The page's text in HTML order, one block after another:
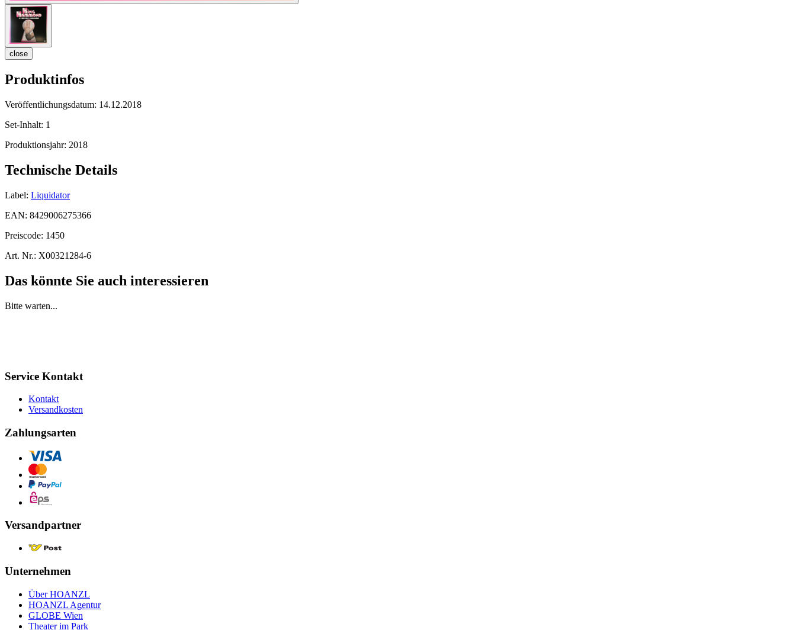
close
Produktinfos
Veröffentlichungsdatum: 14.12.2018
Set-Inhalt: 1
Produktionsjahr: 2018
Technische Details
Label: Liquidator
EAN: 8429006275366
Preiscode: 1450
Art. Nr.: X00321284-6
Das könnte Sie auch interessieren
Bitte warten...
Service Kontakt
Kontakt
Versandkosten
Zahlungsarten
Versandpartner
Unternehmen
Über HOANZL
HOANZL Agentur
GLOBE Wien
Theater im Park